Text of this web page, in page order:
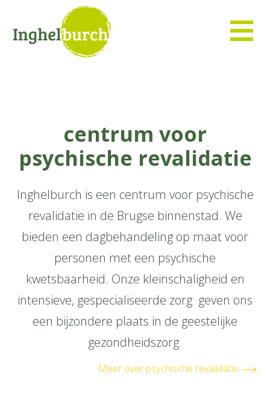
centrum voor
psychische revalidatie
Inghelburch is een centrum voor psychische
revalidatie in de Brugse binnenstad. We
bieden een dagbehandeling op maat voor
personen met een psychische
kwetsbaarheid. Onze kleinschaligheid en
intensieve, gespecialiseerde zorg geven ons
een bijzondere plaats in de geestelijke
gezondheidszorg.
Meer over psychische revalidatie